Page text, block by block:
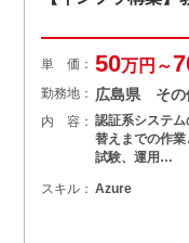
単 価： 50万円～
勤務地： 広島県 その
内 容： 認証系システ
替えまでの作
試験、運用…
スキル： Azure